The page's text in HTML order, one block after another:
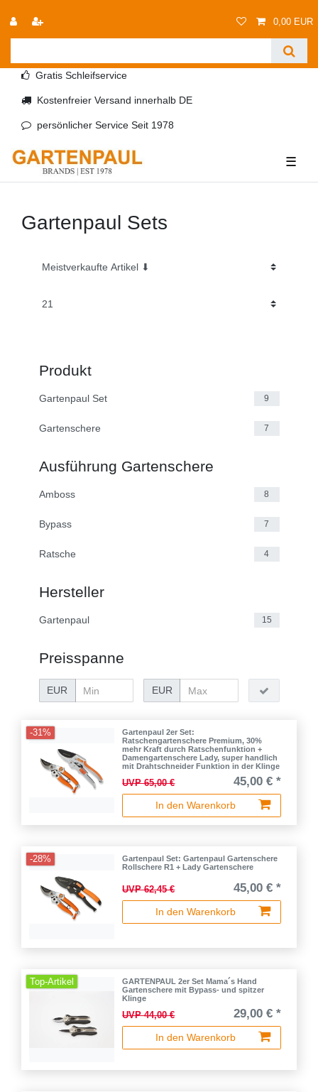
0,00 EUR
Gratis Schleifservice
Kostenfreier Versand innerhalb DE
persönlicher Service Seit 1978
☰
Gartenpaul Sets
Produkt
Gartenpaul Set 9
Gartenschere 7
Ausführung Gartenschere
Amboss 8
Bypass 7
Ratsche 4
Hersteller
Gartenpaul 15
Preisspanne
EUR EUR
-31%
Gartenpaul 2er Set:
Ratschengartenschere Premium, 30%
mehr Kraft durch Ratschenfunktion +
Damengartenschere Lady, super handlich
mit Drahtschneider Funktion in der Klinge
UVP 65,00 € 45,00 € *
In den Warenkorb
-28%
Gartenpaul Set: Gartenpaul Gartenschere
Rollschere R1 + Lady Gartenschere
UVP 62,45 € 45,00 € *
In den Warenkorb
Top-Artikel
GARTENPAUL 2er Set Mama´s Hand
Gartenschere mit Bypass- und spitzer
Klinge
UVP 44,00 € 29,00 € *
In den Warenkorb